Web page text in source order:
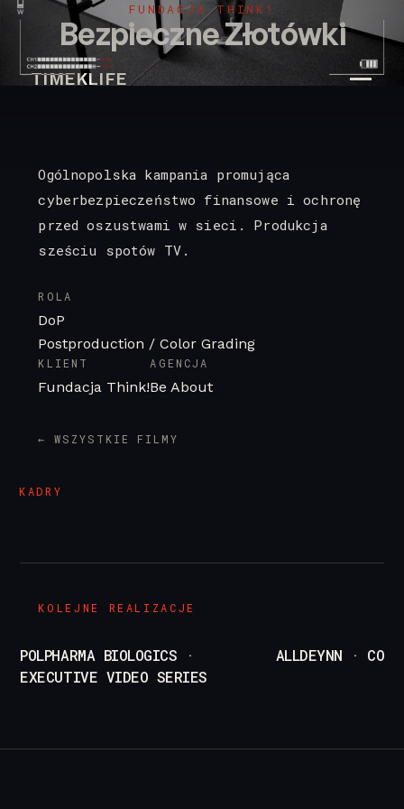
TIMEKLIFE
FUNDACJA THINK!
Bezpieczne Złotówki
Ogólnopolska kampania promująca
cyberbezpieczeństwo finansowe i ochronę
przed oszustwami w sieci. Produkcja
sześciu spotów TV.
ROLA
DoP
Postproduction / Color Grading
KLIENT
Fundacja Think!
AGENCJA
Be About
← WSZYSTKIE FILMY
KADRY
KOLEJNE REALIZACJE
POLPHARMA BIOLOGICS ·
EXECUTIVE VIDEO SERIES
ALLDEYNN ·